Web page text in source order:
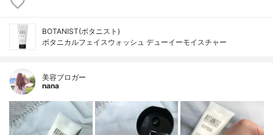
BOTANIST(ボタニスト)
ボタニカルフェイスウォッシュ デューイーモイスチャー
美容ブロガー
nana